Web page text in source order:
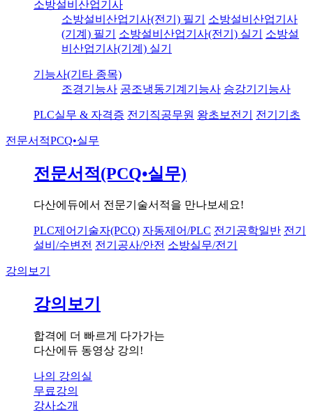
소방설비산업기사
소방설비산업기사(전기) 필기
소방설비산업기사
(기계) 필기
소방설비산업기사(전기) 실기
소방설
비산업기사(기계) 실기
기능사(기타 종목)
조경기능사 공조냉동기계기능사 승강기기능사
PLC실무 & 자격증 전기직공무원 왕초보전기 전기기초
전문서적PCQ•실무
전문서적(PCQ•실무)
다산에듀에서 전문기술서적을 만나보세요!
PLC제어기술자(PCQ) 자동제어/PLC 전기공학일반 전기
설비/수변전 전기공사/안전 소방실무/전기
강의보기
강의보기
합격에 더 빠르게 다가가는
다산에듀 동영상 강의!
나의 강의실
무료강의
강사소개